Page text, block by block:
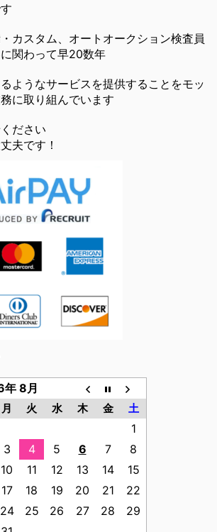
カスタム、オートオークション検査員
関わって早20数年
ようなサービスを提供することをモッ
に取り組んでいます
ださい
夫です！
8月
月 火 水 木 金 土
1
3 4 5 6 7
8
10 11 12 13 14
15
17 18 19 20 21
22
24 25 26 27 28
29